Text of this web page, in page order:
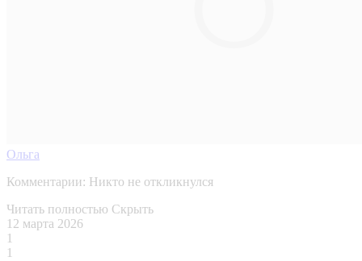
Ольга
Комментарии: Никто не откликнулся
Читать полностью Скрыть
12 марта 2026
1
1